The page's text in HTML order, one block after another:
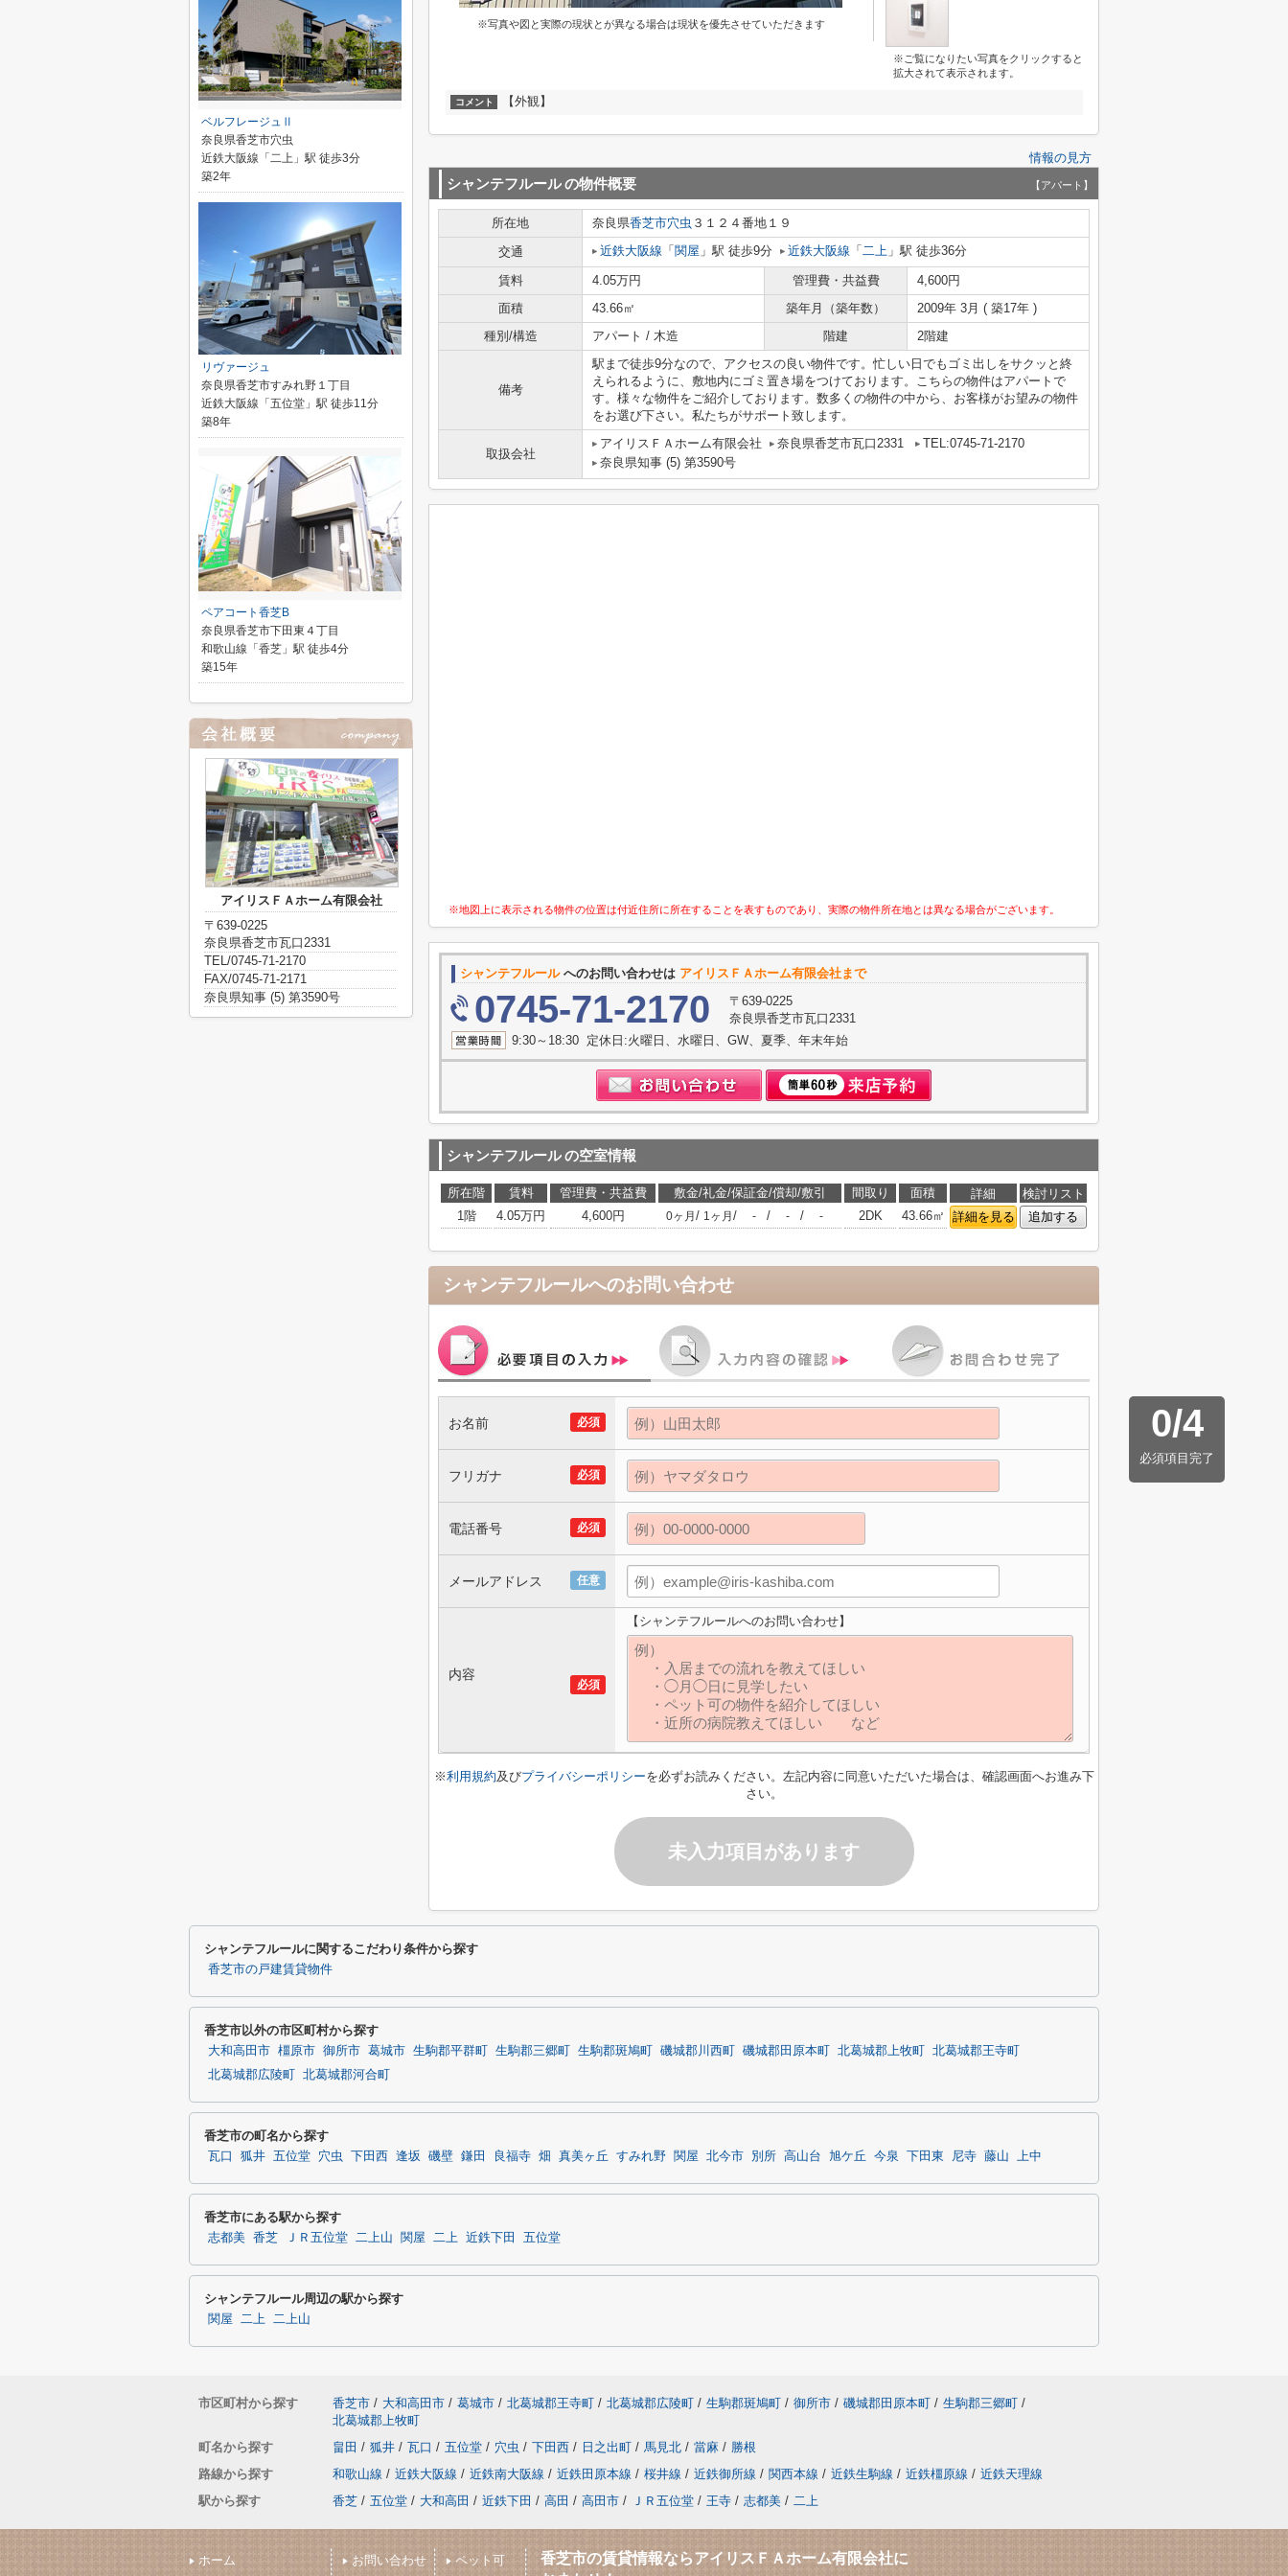
※写真や図と実際の現状とが異なる場合は現状を優先させていただきます
※ご覧になりたい写真をクリックすると
拡大されて表示されます。
コメント 【外観】
情報の見方
シャンテフルールの物件概要 【アパート】
所在地 奈良県香芝市穴虫 ３１２４番地１９
交通
近鉄大阪線 「 関屋 」駅 徒歩9分 近鉄大阪線 「 二上 」駅 徒歩36分
賃料 4.05万円 管理費・共益費
4,600円
面積
43.66㎡ 築年月（築年数）
2009年 3月 ( 築17年 )
種別/構造
アパート / 木造 階建 2階建
備考
駅まで徒歩9分なので、アクセスの良い物件です。忙しい日でもゴミ出しをサクッと終
えられるように、敷地内にゴミ置き場をつけております。こちらの物件はアパートで
す。様々な物件をご紹介しております。数多くの物件の中から、お客様がお望みの物件
をお選び下さい。私たちがサポート致します。
取扱会社
アイリスＦＡホーム有限会社 奈良県香芝市瓦口2331
TEL:0745-71-2170
奈良県知事 (5) 第3590号
※地図上に表示される物件の位置は付近住所に所在することを表すものであり、実際の物件所在地とは異なる場合がございます。
シャンテフルールへのお問い合わせは アイリスＦＡホーム有限会社まで
0745-71-2170
〒639-0225
奈良県香芝市瓦口2331
9:30～18:30 定休日:火曜日、水曜日、GW、夏季、年末年始
シャンテフルールの空室情報
所在階 賃料 管理費・共益費 敷金/礼金/保証金/償却/敷引 間取り 面積 詳細
検討リスト
1階
4.05万円 4,600円 0ヶ月 / 1ヶ月 / - / - / - 2DK 43.66㎡ 詳細を見る 追加する
シャンテフルールへのお問い合わせ
0/4
必須項目完了
必須
お名前
必須
フリガナ
必須
電話番号
任意
メールアドレス
必須
内容
【シャンテフルールへのお問い合わせ】
※利用規約及びプライバシーポリシーを必ずお読みください。左記内容に同意いただいた場合は、確認画面へお進み下
さい。
未入力項目があります
ベルフレージュⅡ
奈良県香芝市穴虫
近鉄大阪線「二上」駅 徒歩3分
築2年
リヴァージュ
奈良県香芝市すみれ野１丁目
近鉄大阪線「五位堂」駅 徒歩11分
築8年
ペアコート香芝B
奈良県香芝市下田東４丁目
和歌山線「香芝」駅 徒歩4分
築15年
アイリスＦＡホーム有限会社
〒639-0225
奈良県香芝市瓦口2331
TEL/0745-71-2170
FAX/0745-71-2171
奈良県知事 (5) 第3590号
シャンテフルールに関するこだわり条件から探す
香芝市の戸建賃貸物件
香芝市以外の市区町村から探す
大和高田市 橿原市 御所市 葛城市 生駒郡平群町 生駒郡三郷町 生駒郡斑鳩町 磯城郡川西町 磯城郡田原本町 北葛城郡上牧町
北葛城郡王寺町
北葛城郡広陵町
北葛城郡河合町
香芝市の町名から探す
瓦口 狐井 五位堂 穴虫 下田西 逢坂 磯壁 鎌田 良福寺 畑 真美ヶ丘 すみれ野 関屋 北今市 別所 高山台 旭ケ丘 今泉 下田東 尼寺 藤山 上中
香芝市にある駅から探す
志都美 香芝 ＪＲ五位堂 二上山 関屋 二上 近鉄下田 五位堂
シャンテフルール周辺の駅から探す
関屋 二上 二上山
市区町村から探す 香芝市 / 大和高田市 / 葛城市 / 北葛城郡王寺町 / 北葛城郡広陵町 / 生駒郡斑鳩町 / 御所市 / 磯城郡田原本町 / 生駒郡三郷町 /
北葛城郡上牧町
町名から探す
畠田 / 狐井 / 瓦口 / 五位堂 / 穴虫 / 下田西 / 日之出町 / 馬見北 / 當麻 / 勝根
路線から探す
和歌山線 / 近鉄大阪線 / 近鉄南大阪線 / 近鉄田原本線 / 桜井線 / 近鉄御所線 / 関西本線 / 近鉄生駒線 / 近鉄橿原線 / 近鉄天理線
駅から探す
香芝 / 五位堂 / 大和高田 / 近鉄下田 / 高田 / 高田市 / ＪＲ五位堂 / 王寺 / 志都美 / 二上
ホーム お問い合わせ ペット可
香芝市の賃貸情報ならアイリスＦＡホーム有限会社に